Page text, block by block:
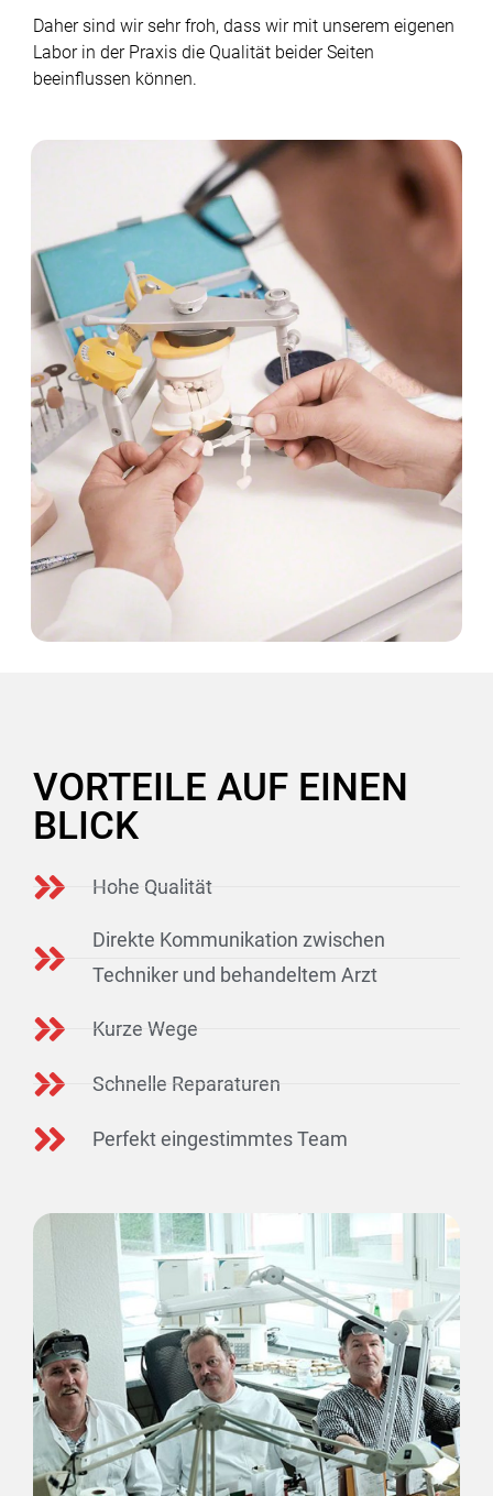
Daher sind wir sehr froh, dass wir mit unserem eigenen
Labor in der Praxis die Qualität beider Seiten
beeinflussen können.
VORTEILE AUF EINEN
BLICK
Hohe Qualität
Direkte Kommunikation zwischen
Techniker und behandeltem Arzt
Kurze Wege
Schnelle Reparaturen
Perfekt eingestimmtes Team